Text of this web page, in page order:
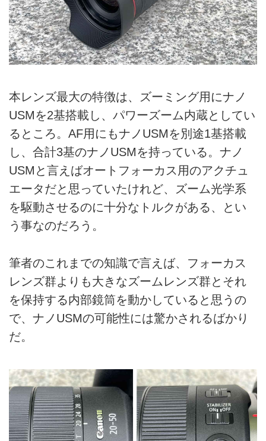
本レンズ最大の特徴は、ズーミング用にナノ
USMを2基搭載し、パワーズーム内蔵としてい
るところ。AF用にもナノUSMを別途1基搭載
し、合計3基のナノUSMを持っている。ナノ
USMと言えばオートフォーカス用のアクチュ
エータだと思っていたけれど、ズーム光学系
を駆動させるのに十分なトルクがある、とい
う事なのだろう。
筆者のこれまでの知識で言えば、フォーカス
レンズ群よりも大きなズームレンズ群とそれ
を保持する内部鏡筒を動かしていると思うの
で、ナノUSMの可能性には驚かされるばかり
だ。